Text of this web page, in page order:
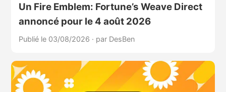
Un Fire Emblem: Fortune’s Weave Direct
annoncé pour le 4 août 2026
Publié le 03/08/2026 · par DesBen